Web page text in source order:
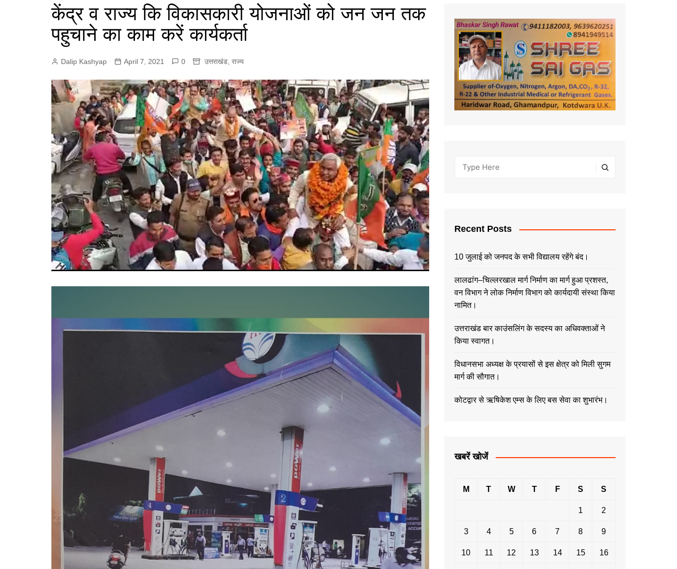
केंद्र व राज्य कि विकासकारी योजनाओं को जन जन तक
पहुचाने का काम करें कार्यकर्ता
Dalip Kashyap April 7, 2021 0 उत्तराखंड राज्य
Recent Posts
10 जुलाई को जनपद के सभी विद्यालय रहेंगे बंद।
लालढांग–चिल्लरखाल मार्ग निर्माण का मार्ग हुआ प्रशस्त,
वन विभाग ने लोक निर्माण विभाग को कार्यदायी संस्था किया
नामित।
उत्तराखंड बार काउंसलिंग के सदस्य का अधिवक्ताओं ने
किया स्वागत।
विधानसभा अध्यक्ष के प्रयासों से इस क्षेत्र को मिली सुगम
मार्ग की सौगात।
कोटद्वार से ऋषिकेश एम्स के लिए बस सेवा का शुभारंभ।
खबरें खोजें
M T W T F S S
1 2
3 4 5 6 7 8 9
10 11 12 13 14 15 16